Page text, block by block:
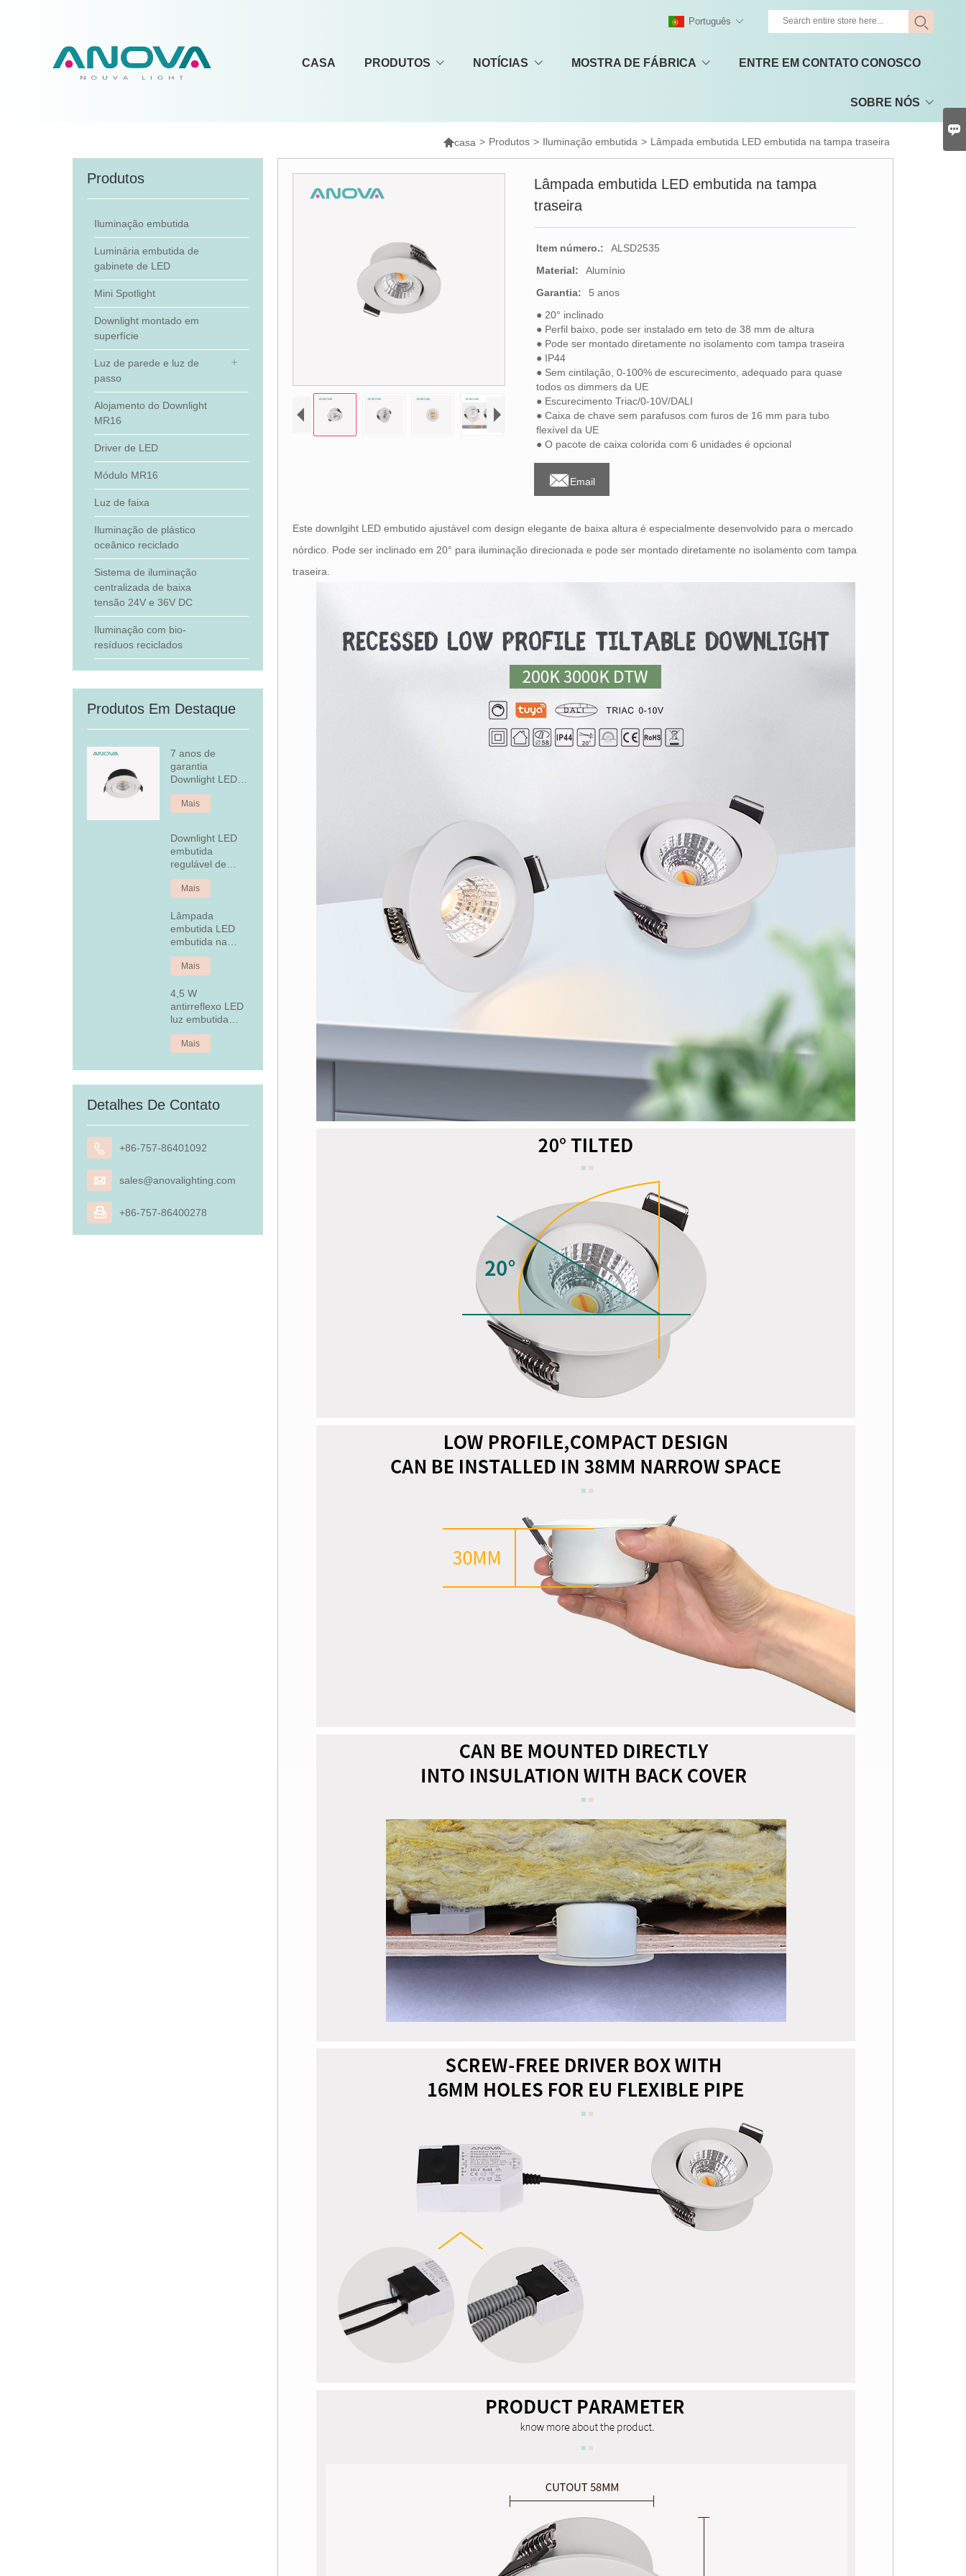
CASA PRODUTOS NOTÍCIAS MOSTRA DE FÁBRICA ENTRE EM CONTATO CONOSCO
SOBRE NÓS
Português
casa > Produtos > Iluminação embutida > Lâmpada embutida LED embutida na tampa traseira
Produtos
Iluminação embutida
Luminária embutida de
gabinete de LED
Mini Spotlight
Downlight montado em
superfície
Luz de parede e luz de
passo
Alojamento do Downlight
MR16
Driver de LED
Módulo MR16
Luz de faixa
Iluminação de plástico
oceânico reciclado
Sistema de iluminação
centralizada de baixa
tensão 24V e 36V DC
Iluminação com bio-
resíduos reciclados
Produtos Em Destaque
7 anos de
garantia
Downlight LED
embutido
regulável
Mais
Downlight LED
embutida
regulável de
alumínio fixo de
7 WMais
Lâmpada
embutida LED
embutida na
tampa traseira
Mais
4,5 W
antirreflexo LED
luz embutida
embutida
Mais
Detalhes De Contato
 +86-757-86401092
 sales@anovalighting.com
 +86-757-86400278
Lâmpada embutida LED embutida na tampa
traseira
Item número.:
ALSD2535
Material:
Alumínio
Garantia:
5 anos
● 20° inclinado
● Perfil baixo, pode ser instalado em teto de 38 mm de altura
● Pode ser montado diretamente no isolamento com tampa traseira
● IP44
● Sem cintilação, 0-100% de escurecimento, adequado para quase
todos os dimmers da UE
● Escurecimento Triac/0-10V/DALI
● Caixa de chave sem parafusos com furos de 16 mm para tubo
flexível da UE
● O pacote de caixa colorida com 6 unidades é opcional
Email
Este downlgiht LED embutido ajustável com design elegante de baixa altura é especialmente desenvolvido para o mercado
nórdico. Pode ser inclinado em 20° para iluminação direcionada e pode ser montado diretamente no isolamento com tampa
traseira.
